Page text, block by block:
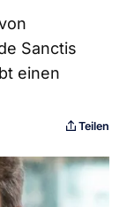
Sanctis
einen
Teilen